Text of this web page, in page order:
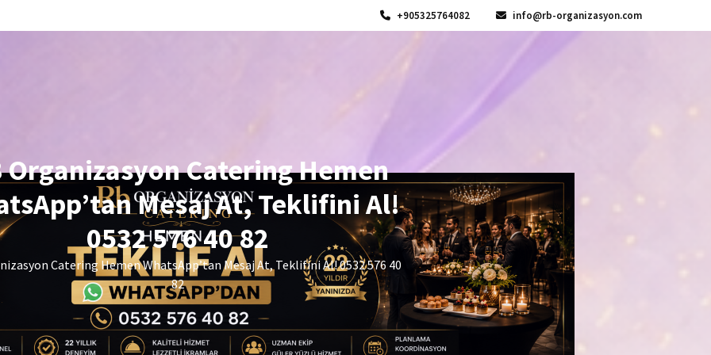
+905325764082 info@rb-organizasyon.com
Organizasyon Catering Hemen
Mesaj At, Teklifini Al!
0532 576 40 82
Catering Hemen WhatsApp’tan Mesaj At, Teklifini Al! 0532 576 40
82